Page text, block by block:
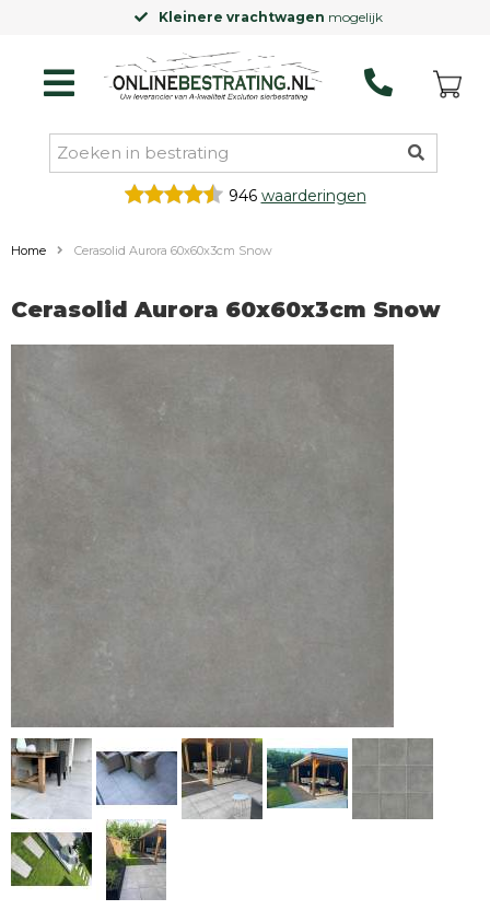
Kleinere vrachtwagenmogelijk
946 waarderingen
Home Cerasolid Aurora 60x60x3cm Snow
Cerasolid Aurora 60x60x3cm Snow